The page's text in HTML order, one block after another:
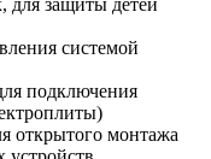
системой
подключения
открытого монтажа